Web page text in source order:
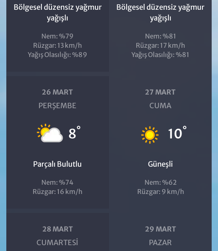
Bölgesel düzensiz yağmur
yağışlı
Nem: %79
Rüzgar: 13 km/h
Yağış Olasılığı: %89
Bölgesel düzensiz yağmur
yağışlı
Nem: %81
Rüzgar: 17 km/h
Yağış Olasılığı: %81
26 MART
PERŞEMBE
8°
Parçalı Bulutlu
Nem: %74
Rüzgar: 16 km/h
27 MART
CUMA
10°
Güneşli
Nem: %62
Rüzgar: 9 km/h
28 MART
CUMARTESI
29 MART
PAZAR